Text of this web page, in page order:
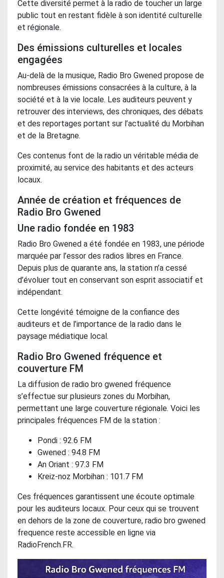
Cette diversité permet à la radio de toucher un large
public tout en restant fidèle à son identité culturelle
et régionale.
Des émissions culturelles et locales
engagées
Au-delà de la musique, Radio Bro Gwened propose de
nombreuses émissions consacrées à la culture, à la
société et à la vie locale. Les auditeurs peuvent y
retrouver des interviews, des chroniques, des débats
et des reportages portant sur l’actualité du Morbihan
et de la Bretagne.
Ces contenus font de la radio un véritable média de
proximité, au service des habitants et des acteurs
locaux.
Année de création et fréquences de
Radio Bro Gwened
Une radio fondée en 1983
Radio Bro Gwened a été fondée en 1983, une période
marquée par l’essor des radios libres en France.
Depuis plus de quarante ans, la station n’a cessé
d’évoluer tout en conservant son esprit associatif et
indépendant.
Cette longévité témoigne de la confiance des
auditeurs et de l’importance de la radio dans le
paysage médiatique local.
Radio Bro Gwened fréquence et
couverture FM
La diffusion de radio bro gwened fréquence
s’effectue sur plusieurs zones du Morbihan,
permettant une large couverture régionale. Voici les
principales fréquences FM de la station :
Pondi : 92.6 FM
Gwened : 94.8 FM
An Oriant : 97.3 FM
Kreiz-noz Morbihan : 101.7 FM
Ces fréquences garantissent une écoute optimale
pour les auditeurs locaux. Pour ceux qui se trouvent
en dehors de la zone de couverture, radio bro gwened
frequence reste accessible en ligne via
RadioFrench.FR.